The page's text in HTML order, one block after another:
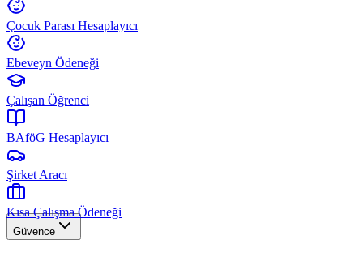
Çocuk Parası Hesaplayıcı
Ebeveyn Ödeneği
Çalışan Öğrenci
BAföG Hesaplayıcı
Şirket Aracı
Kısa Çalışma Ödeneği
Güvence